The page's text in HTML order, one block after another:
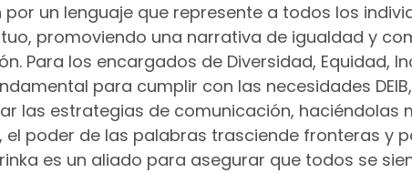
un lenguaje que represente a todos los
promoviendo una narrativa de igualdad y
Para los encargados de Diversidad, Equidad,
para cumplir con las necesidades
las estrategias de comunicación, haciéndolas
poder de las palabras trasciende fronteras y
es un aliado para asegurar que todos se